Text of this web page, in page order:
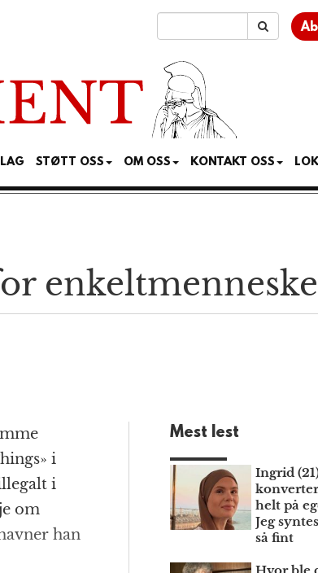
STØTT OSS OM OSS KONTAKT OSS
i
i
om
han
Mest lest
Ingrid
helt på
Jeg
så fint